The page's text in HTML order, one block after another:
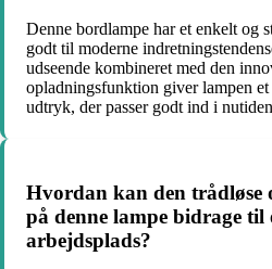
Denne bordlampe har et enkelt og
godt til moderne
udseende kombineret med den
opladningsfunktion giver lampen
udtryk, der passer godt ind i
Hvordan kan den trådløse
på denne lampe bidrage til
arbejdsplads?